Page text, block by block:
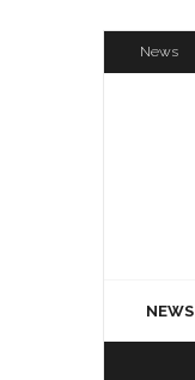
to
News
NEWS